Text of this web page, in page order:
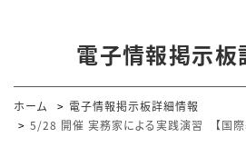
電子情報掲示板
ホーム
電子情報掲示板詳細情報
5/28 開催 実務家による実践演習 【国際